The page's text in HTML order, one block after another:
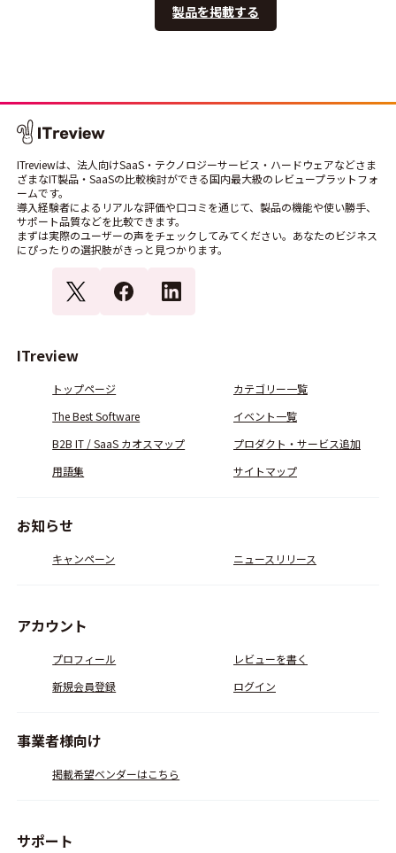
製品を掲載する
ITreviewは、法人向けSaaS・テクノロジーサービス・ハードウェアなどさま
ざまなIT製品・SaaSの比較検討ができる国内最大級のレビュープラットフォ
ームです。
導入経験者によるリアルな評価や口コミを通じて、製品の機能や使い勝手、
サポート品質などを比較できます。
まずは実際のユーザーの声をチェックしてみてください。あなたのビジネス
にぴったりの選択肢がきっと見つかります。
ITreview
トップページ
カテゴリー一覧
The Best Software
イベント一覧
B2B IT / SaaS カオスマップ
プロダクト・サービス追加
用語集
サイトマップ
お知らせ
キャンペーン ニュースリリース
アカウント
プロフィール
レビューを書く
新規会員登録
ログイン
事業者様向け
掲載希望ベンダーはこちら
サポート